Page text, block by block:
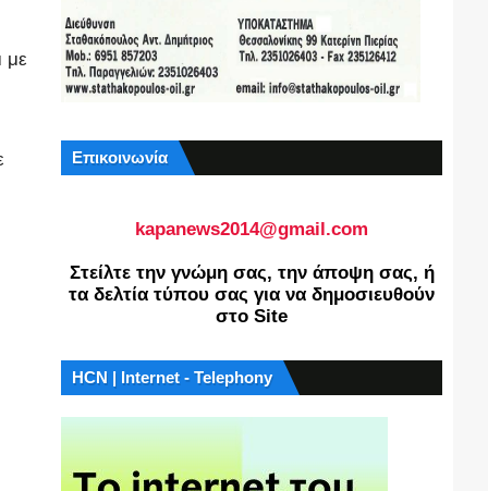
με
Επικοινωνία
kapanews2014@gmail.com
Στείλτε την γνώμη σας, την άποψη σας, ή
τα δελτία τύπου σας για να δημοσιευθούν
στο Site
HCN | Internet - Telephony